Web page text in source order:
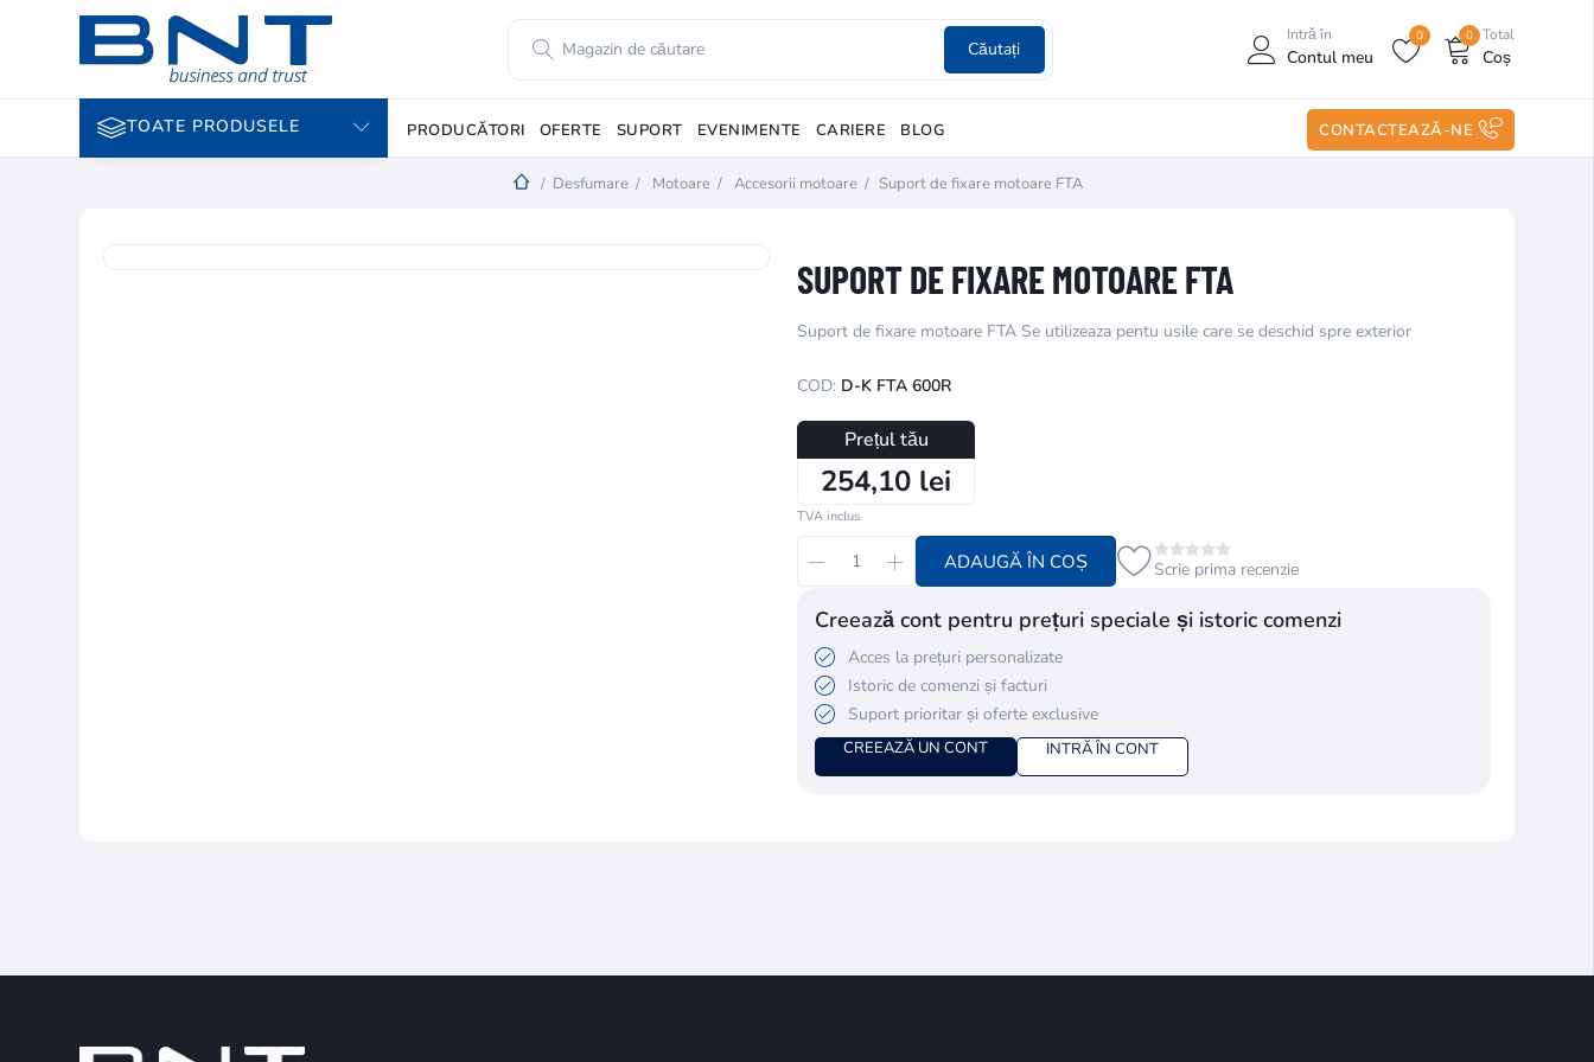
Căutați
Intră în
Contul meu
0 Total
Coș
0
TOATE PRODUSELE PRODUCĂTORI OFERTE SUPORT EVENIMENTE CARIERE BLOG CONTACTEAZĂ-NE
/ Desfumare / Motoare / Accesorii motoare / Suport de fixare motoare FTA
SUPORT DE FIXARE MOTOARE FTA
Suport de fixare motoare FTA Se utilizeaza pentu usile care se deschid spre exterior
COD: D-K FTA 600R
Prețul tău
254,10 lei
TVA inclus
ADAUGĂ ÎN COȘ Scrie prima recenzie
Creează cont pentru prețuri speciale și istoric comenzi
Acces la prețuri personalizate
Istoric de comenzi și facturi
Suport prioritar și oferte exclusive
CREEAZĂ UN CONT INTRĂ ÎN CONT